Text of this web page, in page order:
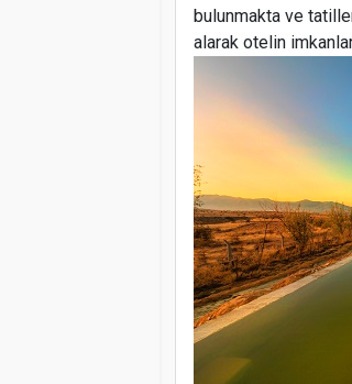
bulunmakta ve
alarak otelin